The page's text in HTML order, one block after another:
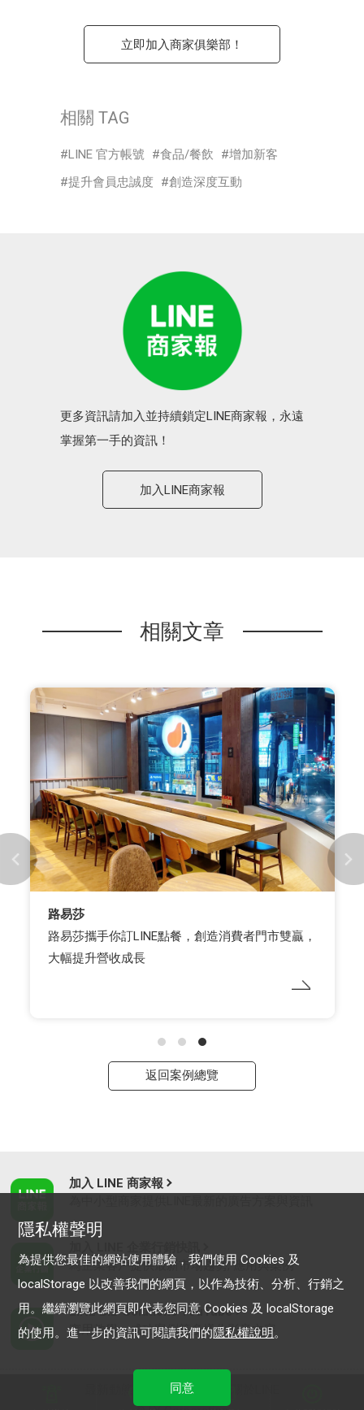
立即加入商家俱樂部！
相關 TAG
LINE 官方帳號 食品/餐飲
增加新客
提升會員忠誠度
創造深度互動
更多資訊請加入並持續鎖定LINE商家報，永遠
掌握第一手的資訊！
加入LINE商家報
相關文章
路易莎
路易莎攜手你訂LINE點餐，創造消費者門市雙贏，
大幅提升營收成長
返回案例總覽
加入 LINE 商家報
為企業客戶提供最新市場趨勢, 應用與案例
LINE Biz-Solutions YouTube
實用教學、成功案例等多樣化影音內容
服務條款
隱私權聲明
為提供您最佳的網站使用體驗，我們使用 Cookies 及
localStorage 以改善我們的網頁，以作為技術、分析、行銷之
用。繼續瀏覽此網頁即代表您同意 Cookies 及 localStorage
的使用。進一步的資訊可閱讀我們的隱私權說明。
同意